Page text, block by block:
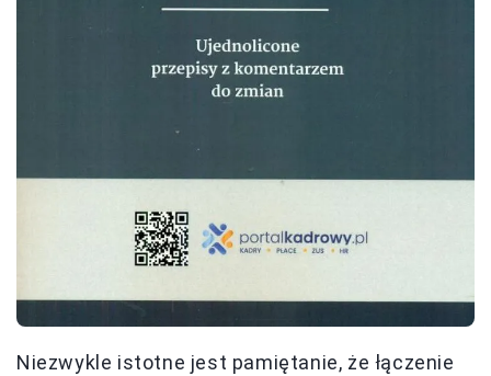
Niezwykle istotne jest pamiętanie, że łączenie